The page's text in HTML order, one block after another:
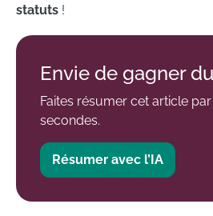
statuts !
Envie de gagner
Faites résumer cet article par
secondes.
Résumer avec l’IA